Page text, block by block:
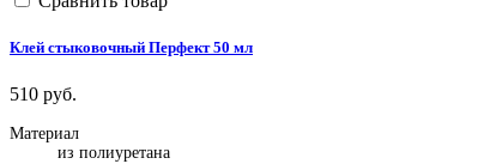
Клей стыковочный Перфект 50 мл
510 руб.
Материал
из полиуретана